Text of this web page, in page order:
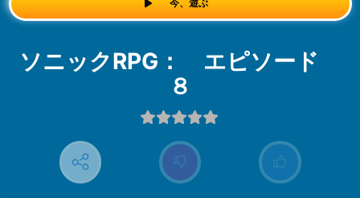
今、遊ぶ
ソニックRPG： エピソード
８